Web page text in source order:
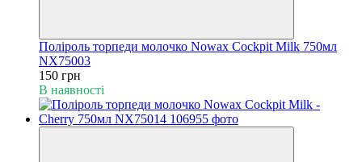
Поліроль торпеди молочко Nowax Cockpit Milk 750мл
NX75003
150 грн
В наявності